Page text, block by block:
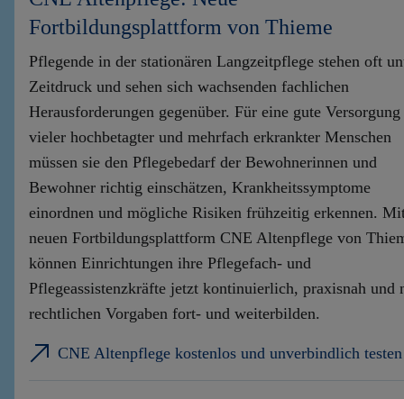
Fortbildungsplattform von Thieme
Pflegende in der stationären Langzeitpflege stehen oft
Zeitdruck und sehen sich wachsenden fachlichen
Herausforderungen gegenüber. Für eine gute Versorgung
vieler hochbetagter und mehrfach erkrankter Menschen
müssen sie den Pflegebedarf der Bewohnerinnen und
Bewohner richtig einschätzen, Krankheitssymptome
einordnen und mögliche Risiken frühzeitig erkennen.
neuen Fortbildungsplattform CNE Altenpflege von
können Einrichtungen ihre Pflegefach- und
Pflegeassistenzkräfte jetzt kontinuierlich, praxisnah und
rechtlichen Vorgaben fort- und weiterbilden.
CNE Altenpflege kostenlos und unverbindlich testen